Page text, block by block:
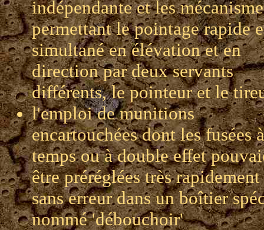
indépendante et les
permettant le pointage rapide
simultané en élévation et en
direction par deux servants
différents, le pointeur et le
l'emploi de munitions
encartouchées dont les fusées à
temps ou à double effet
être préréglées très rapidement
sans erreur dans un boîtier
nommé 'débouchoir'